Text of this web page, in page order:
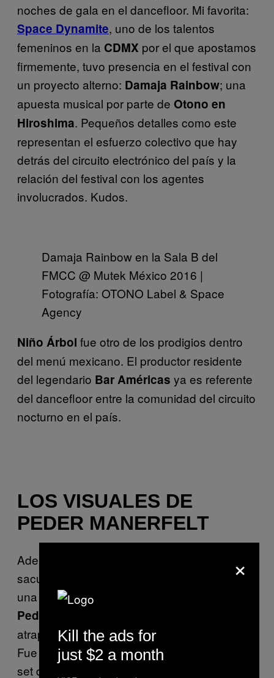
noches de gala en el dancefloor. Mi favorita:
Space Dynamite, uno de los talentos
femeninos en la CDMX por el que apostamos
firmemente, tuvo presencia en el festival con
un proyecto alterno: Damaja Rainbow; una
apuesta musical por parte de Otono en
Hiroshima. Pequeños detalles como este
representan el esfuerzo colectivo que hay
detrás del circuito electrónico del país y la
relación del festival con los agentes
involucrados. Kudos.
Damaja Rainbow en la Sala B del
FMCC @ Mutek México 2016 |
Fotografía: OTONO Label & Space
Agency
Niño Árbol fue otro de los prodigios dentro
del menú mexicano. El productor residente
del legendario Bar Américas ya es referente
del dancefloor entre la comunidad del circuito
nocturno en el país.
LOS VISUALES DE
PEDER MANERFELT
Además de la música que no apostaba por
sacudir el cuerpo y el anonimato detrás de
una máscara de rasgados, los visuales de
Peder Manerfelt
atraparon por muchos minutos mi atención.
Fue una opción –inesperada, por mi parte– al
set de techno oscuro de Rrose.
×
Kill the ads for
just $2 a month